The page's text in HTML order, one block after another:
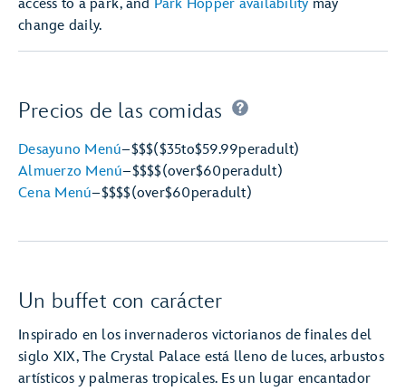
access to a park, and Park Hopper availability may
change daily.
Precios de las comidas
Desayuno Menú–$$$($35to$59.99peradult)
Almuerzo Menú–$$$$(over$60peradult)
Cena Menú–$$$$(over$60peradult)
Un buffet con carácter
Inspirado en los invernaderos victorianos de finales del
siglo XIX, The Crystal Palace está lleno de luces, arbustos
artísticos y palmeras tropicales. Es un lugar encantador